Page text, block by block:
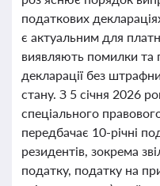
податкових
є актуальним для
виявляють помилки
декларації без
стану. З 5 січня 2026
спеціального
передбачає 10-річні
резидентів, зокрема
податку, податку на